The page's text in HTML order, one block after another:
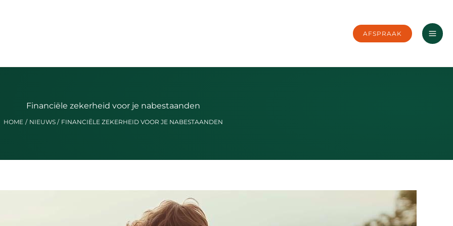
AFSPRAAK
Financiële zekerheid voor je nabestaanden
HOME NIEUWS FINANCIËLE ZEKERHEID VOOR JE NABESTAANDEN